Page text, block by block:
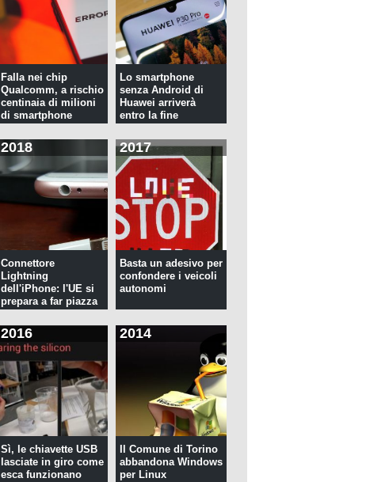
Falla nei chip
Qualcomm, a rischio
centinaia di milioni
di smartphone
Lo smartphone
senza Android di
Huawei arriverà
entro la fine
2018
Connettore
Lightning
dell'iPhone: l'UE si
prepara a far piazza
2017
Basta un adesivo per
confondere i veicoli
autonomi
2016
Sì, le chiavette USB
lasciate in giro come
esca funzionano
2014
Il Comune di Torino
abbandona Windows
per Linux